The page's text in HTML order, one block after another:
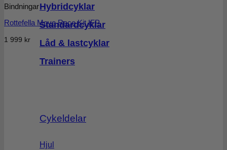
Hybridcyklar
Standardcyklar
Låd & lastcyklar
Trainers
Cykeldelar
Hjul
Bindningar
Rottefella Move Race Kit IFP
1 999 kr